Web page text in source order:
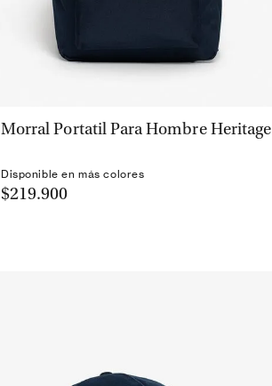
VISTA RÁPIDA
Morral Portatil Para Hombre Heritage
Disponible en más colores
$219.900